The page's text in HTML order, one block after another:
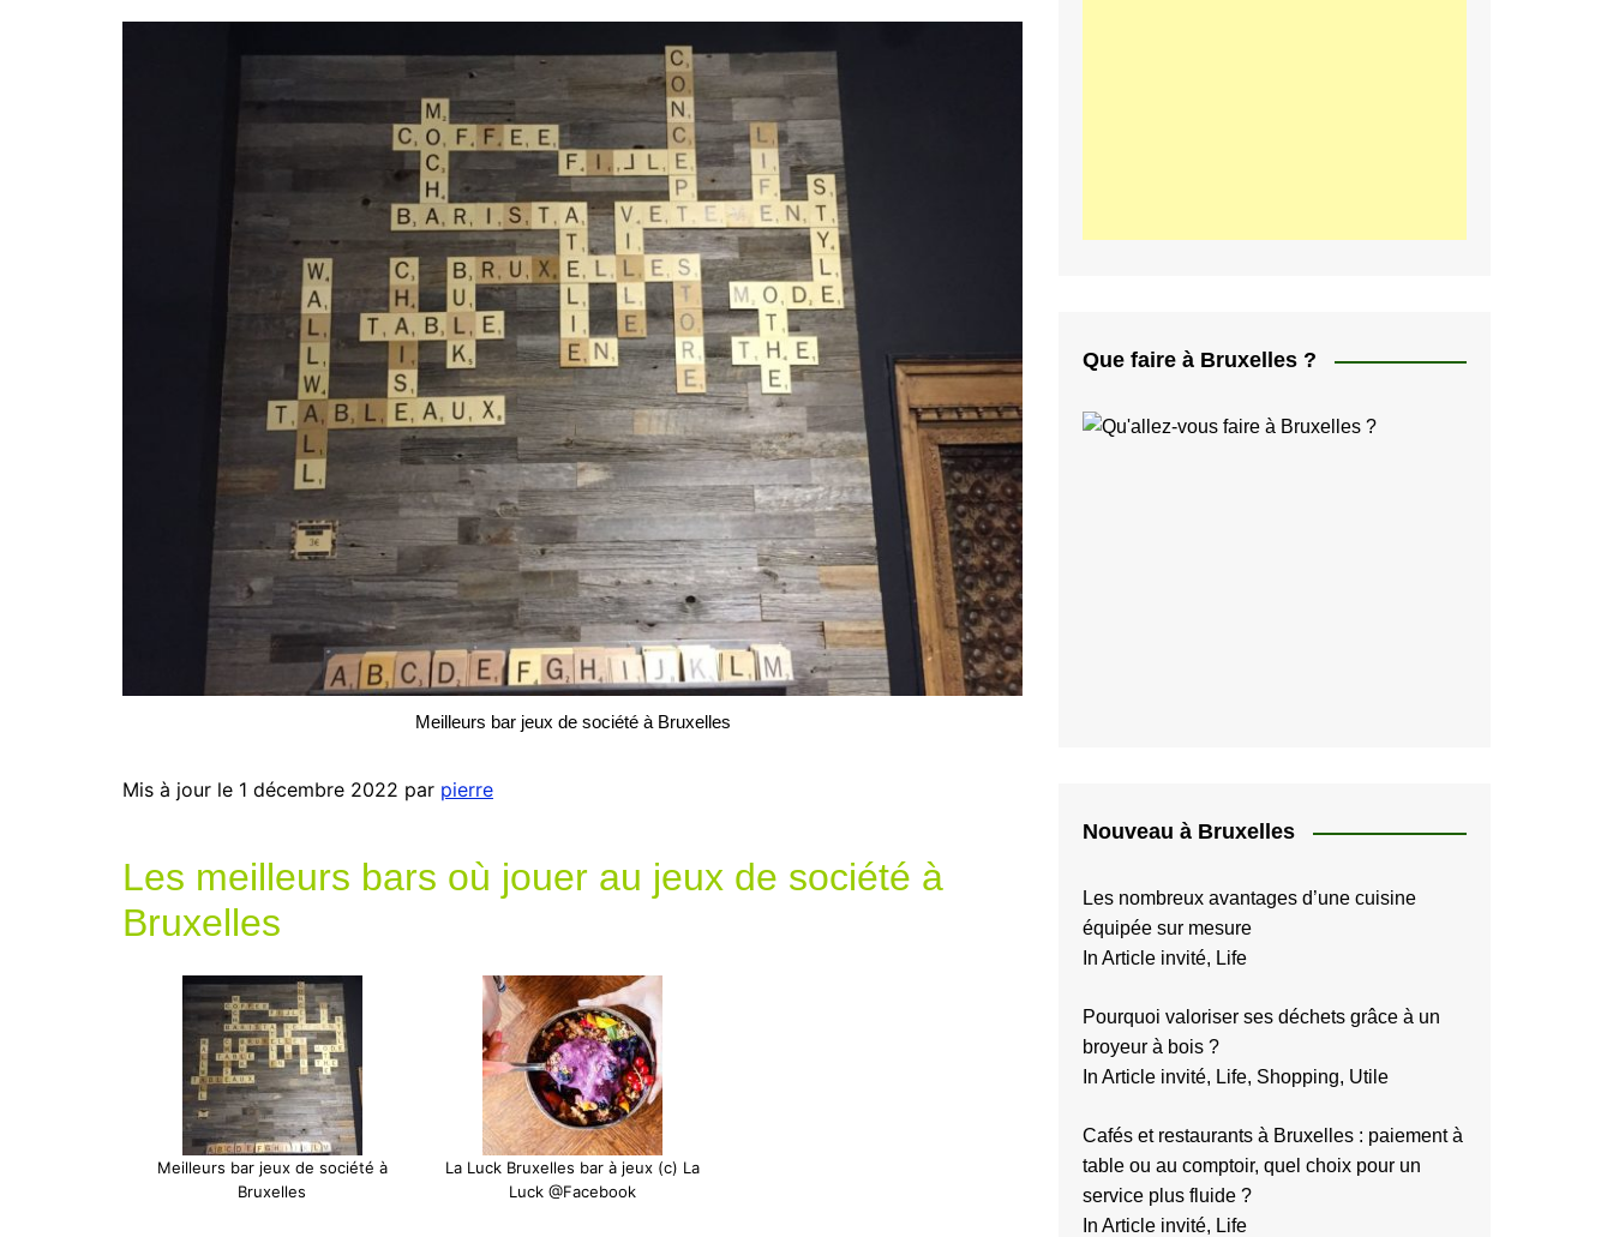
Bruxelles quand il pleut
Les meilleurs endroits de
Acheter local à Bruxelles
Bruxelles BIO!
Bruxelles
🏛️ Monuments et attractions
touristiques
Découvrez les
meilleurs monuments et attractions
touristiques à visiter et voir à
Bruxelles
🌳 Nature, Parcs et Jardin à
Bruxelles
🎨 Musées et
Galleries
Découvez les
meilleurs musées et galleries à
Visiter à Bruxelles
Meilleurs bar jeux de société à Bruxelles
Mis à jour le 1 décembre 2022 par pierre
Les meilleurs bars où jouer au jeux de société à
Bruxelles
Meilleurs bar jeux de société à
Bruxelles
La Luck Bruxelles bar à jeux (c) La
Luck @Facebook
Que faire à Bruxelles ?
Nouveau à Bruxelles
Les nombreux avantages d’une cuisine
équipée sur mesure
In Article invité, Life
Pourquoi valoriser ses déchets grâce à un
broyeur à bois ?
In Article invité, Life, Shopping, Utile
Cafés et restaurants à Bruxelles : paiement à
table ou au comptoir, quel choix pour un
service plus fluide ?
In Article invité, Life